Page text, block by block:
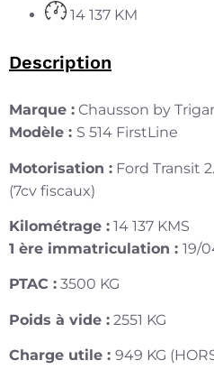
14 137 KM
Description
Marque : Chausson by
Modèle : S 514 FirstLine
Motorisation : Ford Transit
(7cv fiscaux)
Kilométrage : 14 137 KMS
1 ère immatriculation : 19/
PTAC : 3500 KG
Poids à vide : 2551 KG
Charge utile : 949 KG